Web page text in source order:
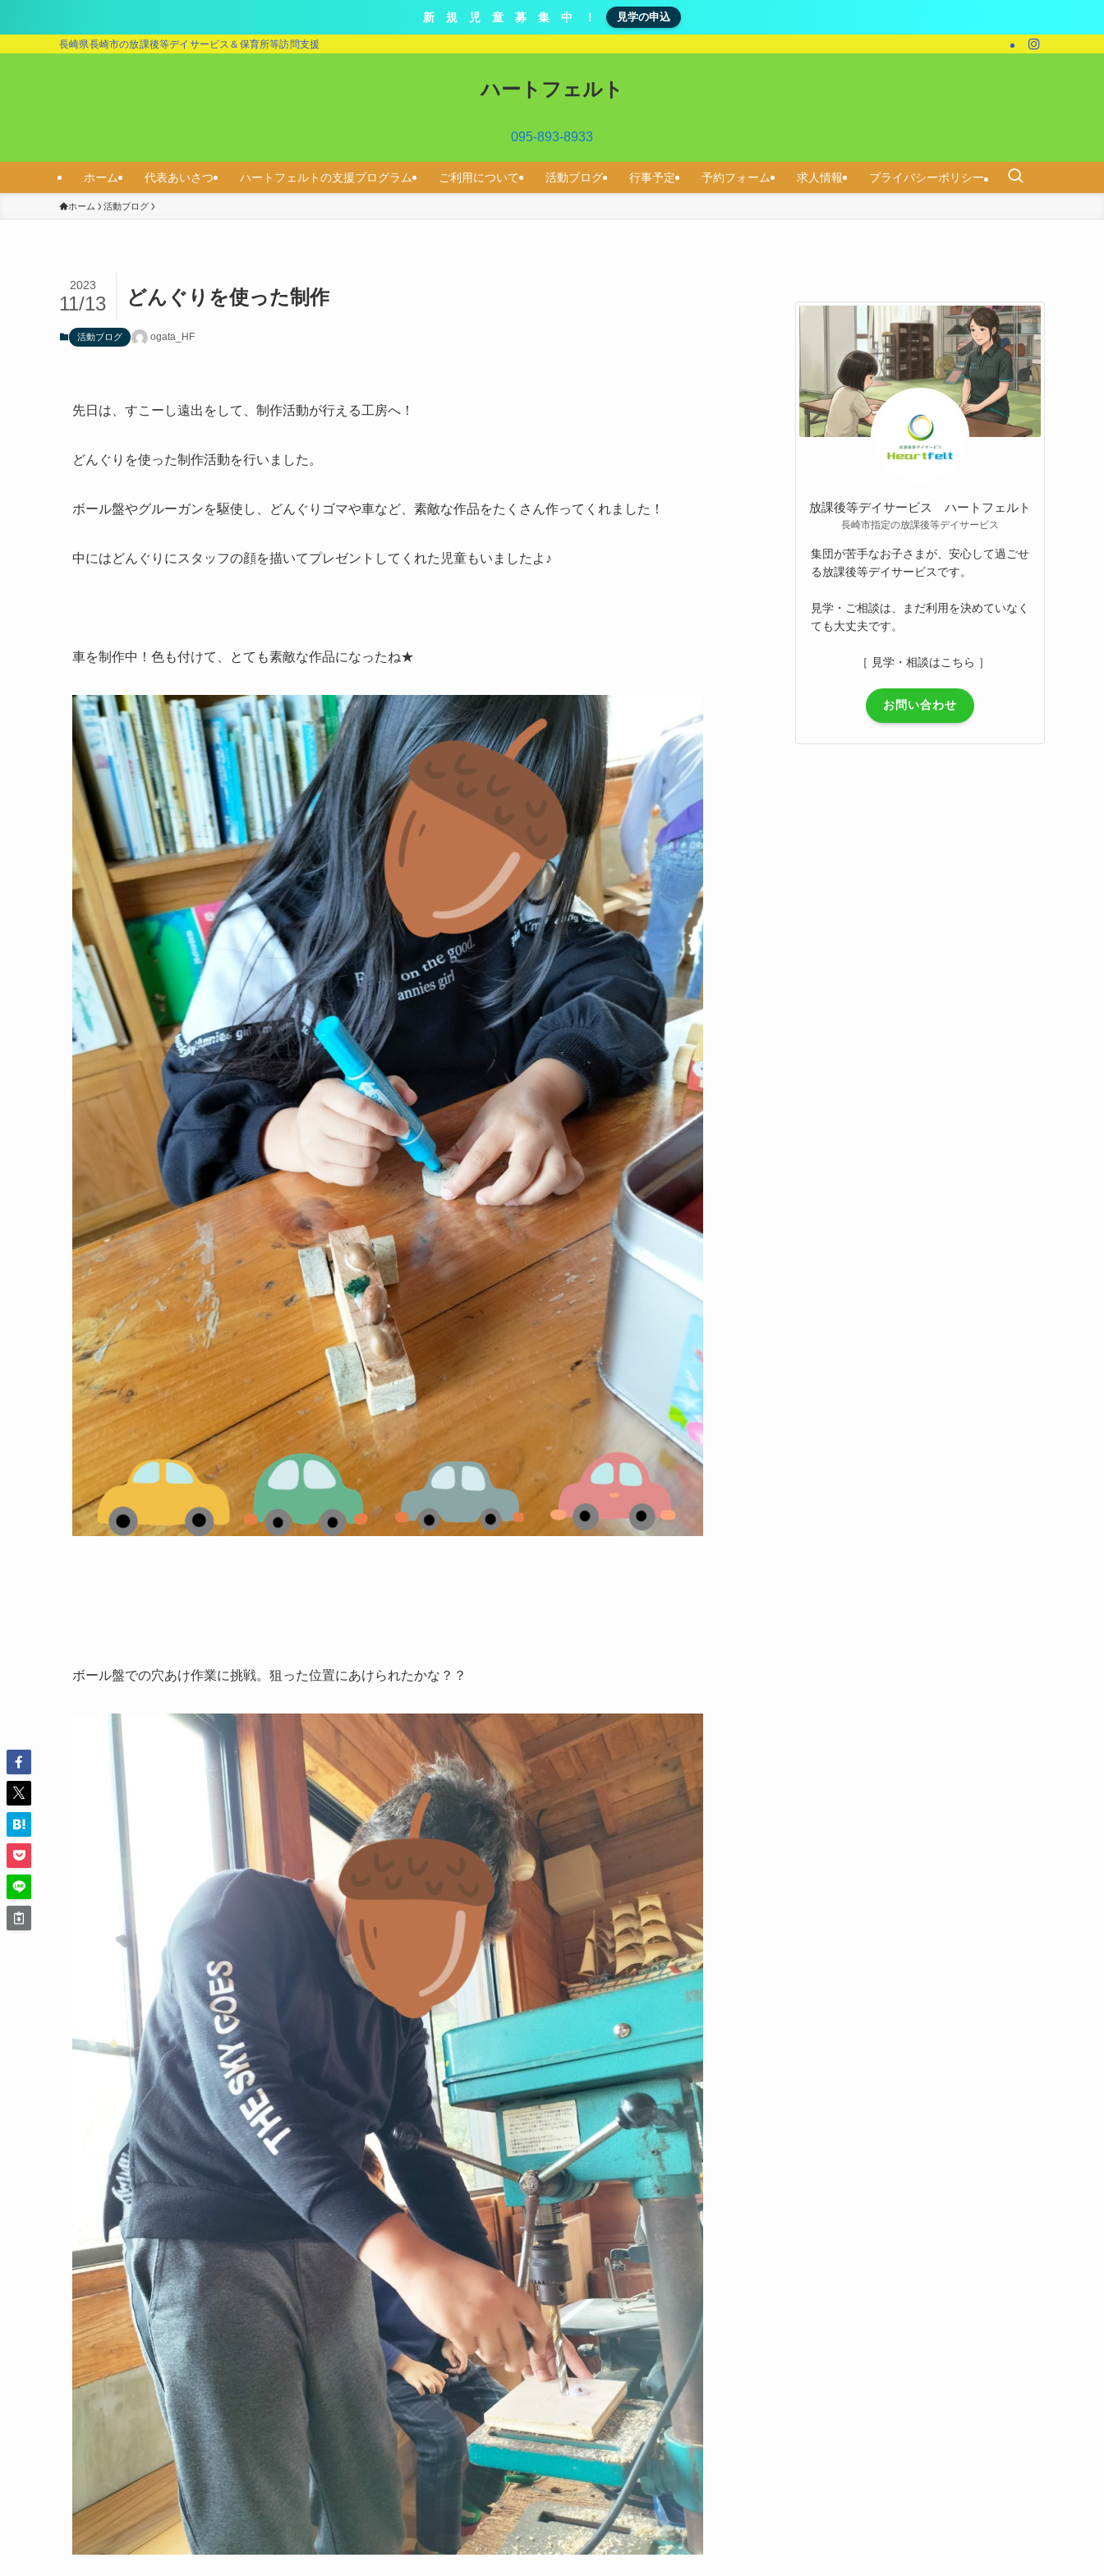
新 規 児 童 募 集 中 ！ 見学の申込
長崎県長崎市の放課後等デイサービス＆保育所等訪問支援
ハートフェルト
ホーム 代表あいさつ ハートフェルトの支援プログラム ご利用について 活動ブログ 行事予定 予約フォーム 求人情報 プライバシーポリシー
095-893-8933
ホーム 活動ブログ
どんぐりを使った制作
2023
11/13
活動ブログ ogata_HF
先日は、すこーし遠出をして、制作活動が行える工房へ！
どんぐりを使った制作活動を行いました。
ボール盤やグルーガンを駆使し、どんぐりゴマや車など、素敵な作品をたくさん作ってくれました！
中にはどんぐりにスタッフの顔を描いてプレゼントしてくれた児童もいましたよ♪
車を制作中！色も付けて、とても素敵な作品になったね★
ボール盤での穴あけ作業に挑戦。狙った位置にあけられたかな？？
放課後等デイサービス ハートフェルト
長崎市指定の放課後等デイサービス
集団が苦手なお子さまが、安心して過ごせ
る放課後等デイサービスです。
見学・ご相談は、まだ利用を決めていなく
ても大丈夫です。
［ 見学・相談はこちら ］
お問い合わせ